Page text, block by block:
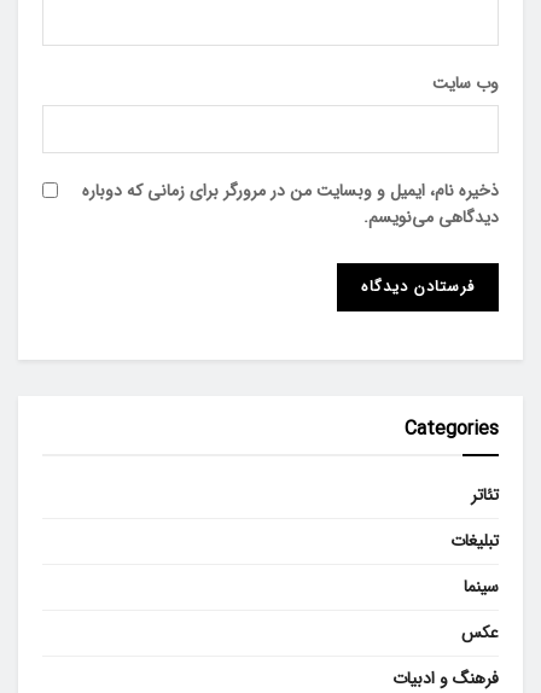
وب‌ سایت
ذخیره نام، ایمیل و وبسایت من در مرورگر برای زمانی که دوباره
دیدگاهی می‌نویسم.
Categories
تئاتر
تبلیغات
سینما
عکس
فرهنگ و ادبیات